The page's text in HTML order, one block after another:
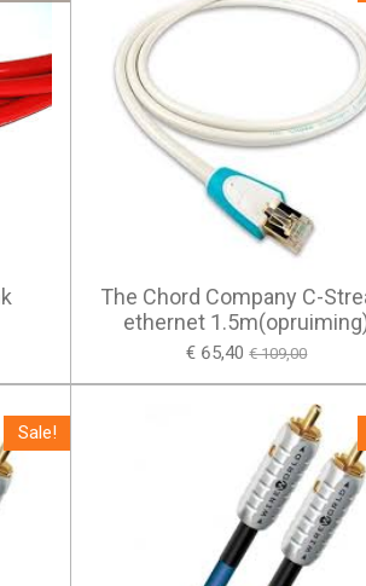
The Chord Company C-
ethernet
€ 65,40 € 109,00
Sale!